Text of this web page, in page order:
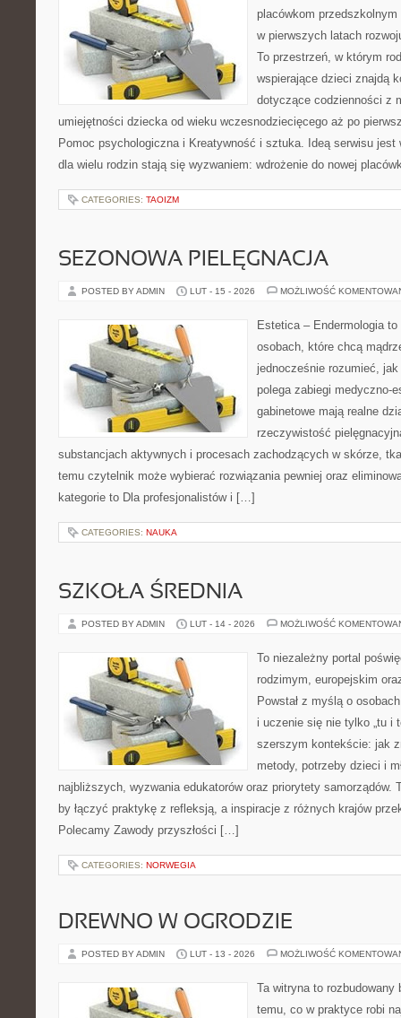
placówkom
w pierwszych latach
To przestrzeń, w którym
wspierające dzieci znajdą
dotyczące codzienności z
umiejętności dziecka od wieku wczesnodziecięcego aż po
Pomoc psychologiczna i Kreatywność i sztuka. Ideą serwisu jest
dla wielu rodzin stają się wyzwaniem: wdrożenie do nowej
CATEGORIES: TAOIZM
SEZONOWA PIELĘGNACJA
POSTED BY ADMIN LUT - 15 - 2026 MOŻLIWOŚĆ
Estetica – Endermologia
osobach, które chcą
jednocześnie rozumieć,
polega zabiegi medyczno-
gabinetowe mają realne
rzeczywistość
substancjach aktywnych i procesach zachodzących w skórze,
temu czytelnik może wybierać rozwiązania pewniej oraz
kategorie to Dla profesjonalistów i […]
CATEGORIES: NAUKA
SZKOŁA ŚREDNIA
POSTED BY ADMIN LUT - 14 - 2026 MOŻLIWOŚĆ
To niezależny portal
rodzimym, europejskim
Powstał z myślą o
i uczenie się nie tylko „tu i
szerszym kontekście: jak
metody, potrzeby dzieci i
najbliższych, wyzwania edukatorów oraz priorytety samorządów.
by łączyć praktykę z refleksją, a inspiracje z różnych krajów
Polecamy Zawody przyszłości […]
CATEGORIES: NORWEGIA
DREWNO W OGRODZIE
POSTED BY ADMIN LUT - 13 - 2026 MOŻLIWOŚĆ
Ta witryna to rozbudowany
temu, co w praktyce robi